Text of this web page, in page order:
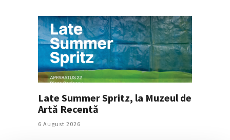
Late Summer Spritz, la Muzeul de
Artă Recentă
6 August 2026